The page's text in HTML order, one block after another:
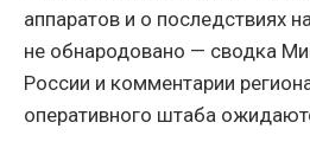
аппаратов и о последствиях
не обнародовано — сводка
России и комментарии
оперативного штаба